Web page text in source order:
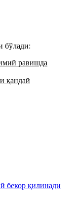
бўлади:
равишда
қандай
бекор қилинади